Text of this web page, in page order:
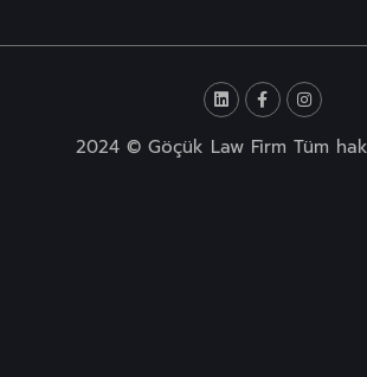
2024 © Göçük Law Firm Tüm